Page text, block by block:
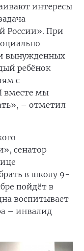
интересы
России». При
вынужденных
ребёнок
с
вместе мы
– отметил
сенатор
в школу 9-
пойдёт в
воспитывает
– инвалид